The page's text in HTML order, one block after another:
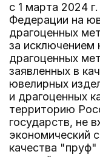
с 1 марта 2024
Федерации на
драгоценных
за исключением
драгоценных
заявленных в
ювелирных
и драгоценных
территорию
государств, не
экономический
качества